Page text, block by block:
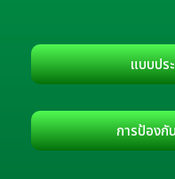
แบบปร
การป้องกั